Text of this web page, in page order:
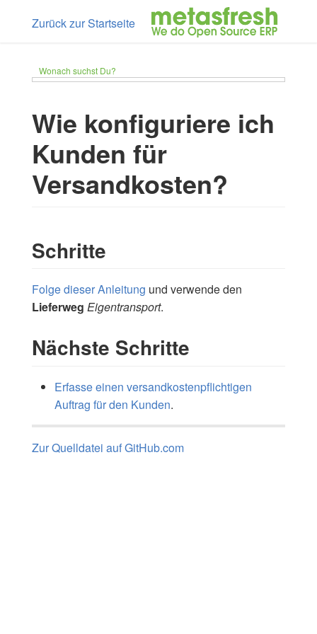
Zurück zur Startseite
Wonach suchst Du?
Wie konfiguriere ich
Kunden für
Versandkosten?
Schritte
Folge dieser Anleitung und verwende den
Lieferweg Eigentransport.
Nächste Schritte
Erfasse einen versandkostenpflichtigen
Auftrag für den Kunden.
Zur Quelldatei auf GitHub.com